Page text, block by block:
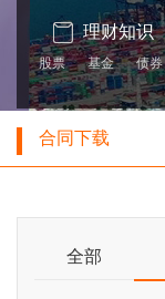
理财知识
股票 基金 债券
合同下载
全部